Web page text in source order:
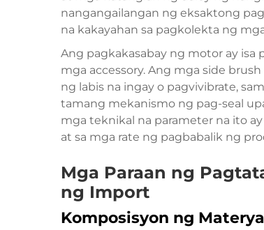
nangangailangan ng eksaktong
na kakayahan sa pagkolekta ng
Ang pagkakasabay ng motor ay isa
mga accessory. Ang mga side
ng labis na ingay o pagvivibrate,
tamang mekanismo ng pag-seal
mga teknikal na parameter na ito
at sa mga rate ng pagbabalik ng
Mga Paraan ng
ng Import
Komposisyon ng